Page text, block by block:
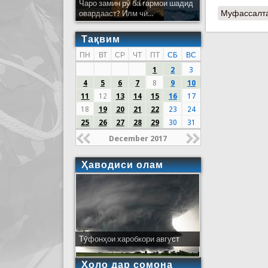
Чаро замин рӯ ба гармои шадид
овардааст? Илм чӣ...
Тақвим
ПН ВТ СР ЧТ ПТ СБ
ВС
1
2
3
4
5 6 7 8 9
10
11
12 13 14 15 16
17
18
19 20 21 22 23
24
25
26 27 28 29 30 31
December 2017
Ҳаводиси олам
Тӯфонҳои харобкори август
Ҳоло дар сомона